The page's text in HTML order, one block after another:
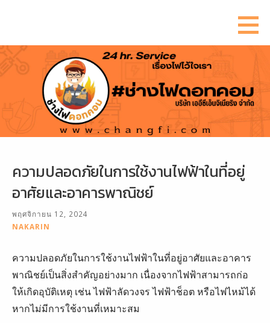
ยัง
เนื้อหา
ความปลอดภัยในการใช้งานไฟฟ้าในที่อยู่
อาศัยและอาคารพาณิชย์
พฤศจิกายน 12, 2024
NAKARIN
ความปลอดภัยในการใช้งานไฟฟ้าในที่อยู่อาศัยและอาคาร
พาณิชย์เป็นสิ่งสำคัญอย่างมาก เนื่องจากไฟฟ้าสามารถก่อ
ให้เกิดอุบัติเหตุ เช่น ไฟฟ้าลัดวงจร ไฟฟ้าช็อต หรือไฟไหม้ได้
หากไม่มีการใช้งานที่เหมาะสม